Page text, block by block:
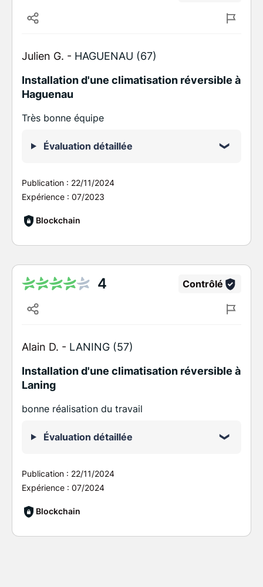
Julien G. - HAGUENAU (67)
Installation d'une climatisation réversible à
Haguenau
Très bonne équipe
Évaluation détaillée
Publication : 22/11/2024
Expérience : 07/2023
Blockchain
4 Contrôlé
Alain D. - LANING (57)
Installation d'une climatisation réversible à
Laning
bonne réalisation du travail
Évaluation détaillée
Publication : 22/11/2024
Expérience : 07/2024
Blockchain